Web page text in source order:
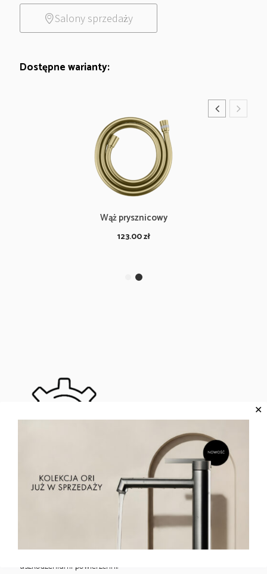
Salony sprzedaży
Dostępne warianty:
Wąż prysznicowy
123.00zł
DANE TECHNOLOGICZNE
Wąż prysznicowy EMPORIA wykonany z elastycznego PVC o
długości 1500 mm. Antyskrętna konstrukcja zapobiega plątaniu
się węża podczas użytkowania. Końcówka węża wyposażona w
gumowy pierścień, który chroni ją przed zarysowaniami i
uszkodzeniami powierzchni.
✕